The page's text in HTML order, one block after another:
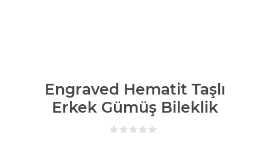
Engraved Hematit Taşlı
Erkek Gümüş Bileklik